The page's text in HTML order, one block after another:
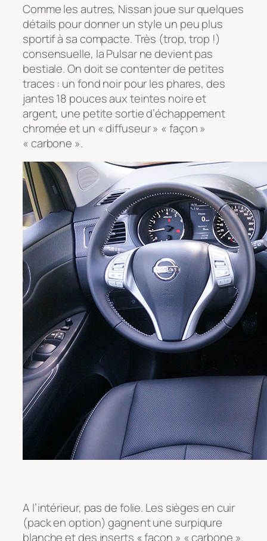
Comme les autres, Nissan joue sur quelques
détails pour donner un style un peu plus
sportif à sa compacte. Très (trop, trop !)
consensuelle, la Pulsar ne devient pas
bestiale. On doit se contenter de petites
traces : un fond noir pour les phares, des
jantes 18 pouces aux teintes noire et
argent, une petite sortie d’échappement
chromée et un « diffuseur » « façon »
« carbone ».
A l’intérieur, pas de folie. Les sièges en cuir
(pack en option) gagnent une surpiqure
blanche et des inserts « façon » « carbone ».